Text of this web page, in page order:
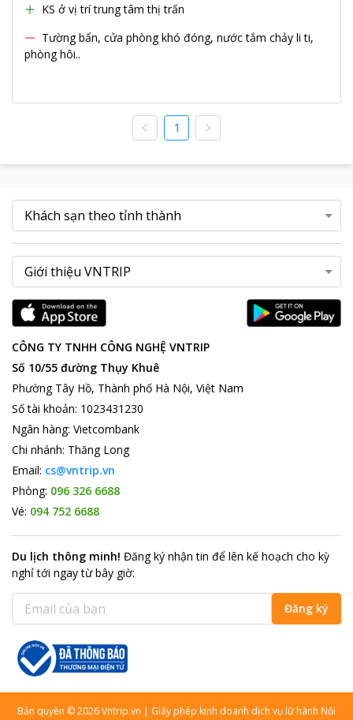
KS ở vị trí trung tâm thị trấn
Tường bẩn, cửa phòng khó đóng, nước tắm chảy li ti,
phòng hôi..
1
CÔNG TY TNHH CÔNG NGHỆ VNTRIP
Số 10/55 đường Thụy Khuê
Phường Tây Hồ, Thành phố Hà Nội, Việt Nam
Số tài khoản: 1023431230
Ngân hàng: Vietcombank
Chi nhánh: Thăng Long
Email: cs@vntrip.vn
Phòng: 096 326 6688
Vé: 094 752 6688
Du lịch thông minh! Đăng ký nhận tin để lên kế hoạch cho kỳ
nghỉ tới ngay từ bây giờ:
Đăng ký
Bản quyền ©2026Vntrip.vn | Giấy phép kinh doanh dịch vụ lữ hành Nội